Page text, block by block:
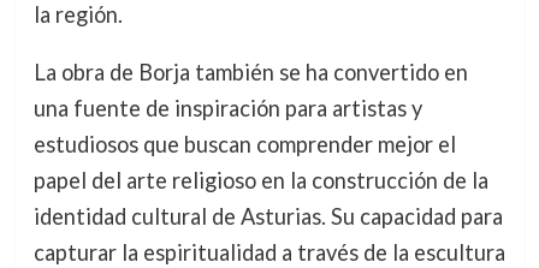
la región.
La obra de Borja también se ha convertido en
una fuente de inspiración para artistas y
estudiosos que buscan comprender mejor el
papel del arte religioso en la construcción de la
identidad cultural de Asturias. Su capacidad para
capturar la espiritualidad a través de la escultura